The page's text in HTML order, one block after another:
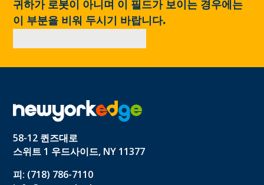
귀하가 로봇이 아니며 이 필드가 보이는 경우에는
이 부분을 비워 두시기 바랍니다.
58-12 퀸즈대로
스위트 1 우드사이드, NY 11377
피: (718) 786-7110